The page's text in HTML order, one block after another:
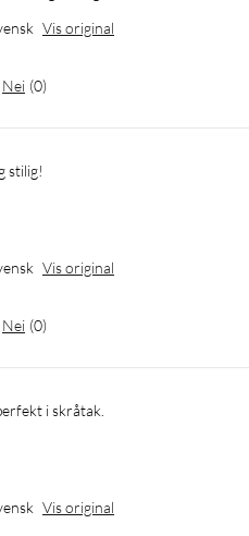
Vis original
Nei (0)
stilig!
Vis original
Nei (0)
i skråtak.
Vis original